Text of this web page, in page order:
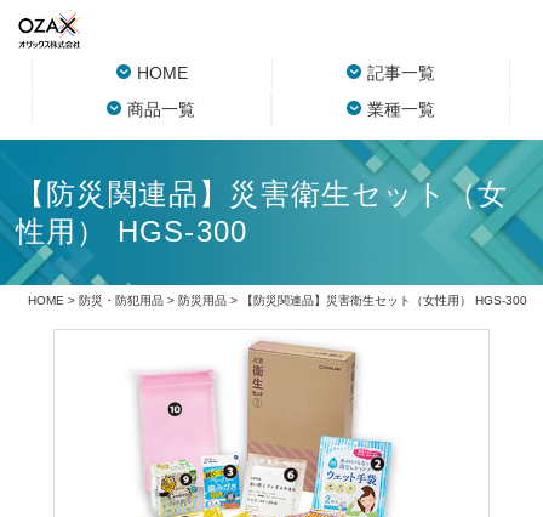
HOME
記事一覧
商品一覧
業種一覧
【防災関連品】災害衛生セット（女
性用） HGS-300
HOME > 防災・防犯用品> 防災用品> 【防災関連品】災害衛生セット（女性用） HGS-300